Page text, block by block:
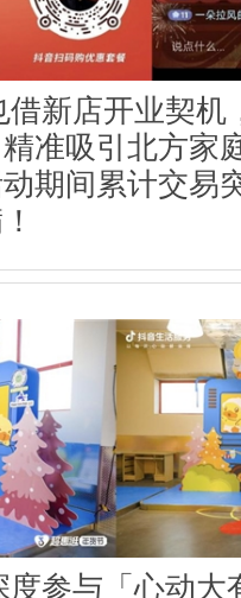
借新店开业契机
准吸引北方家
期间累计交易
度参与「心动大